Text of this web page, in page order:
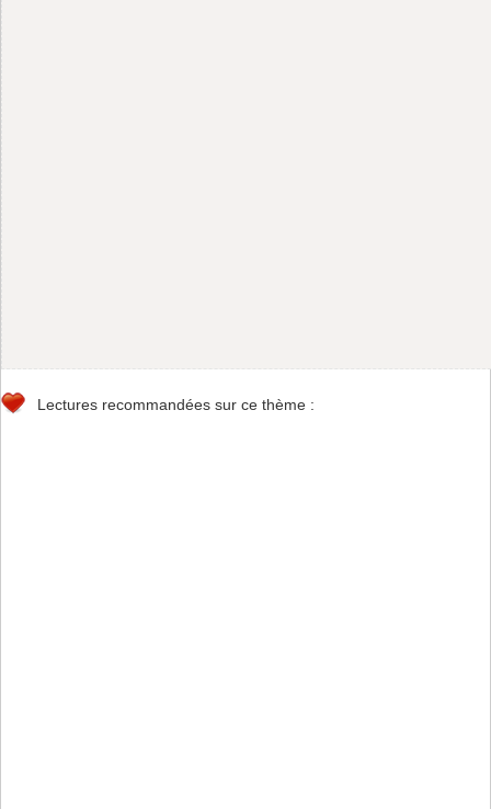
Lectures recommandées sur ce thème :